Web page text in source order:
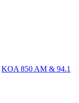
KOA 850 AM & 94.1